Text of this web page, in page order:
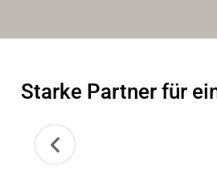
Starke Partner für